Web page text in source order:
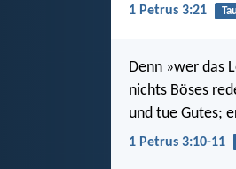
1 Petrus 3:21
Denn »wer das
nichts Böses
und tue Gutes;
1 Petrus 3:10-11